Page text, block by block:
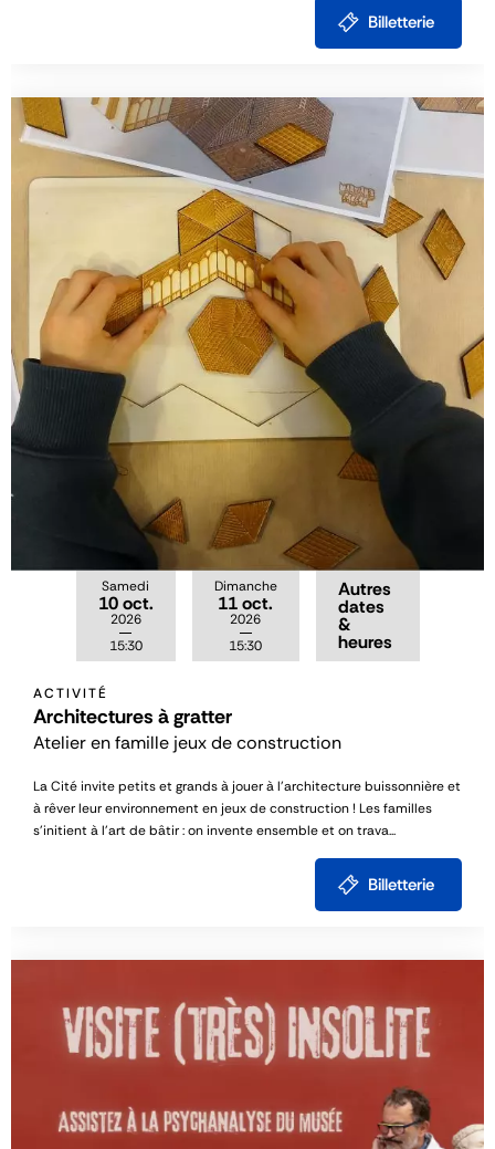
Billetterie
Samedi
10 oct.
2026
15:30
Dimanche
11 oct.
2026
15:30
Autres
dates
&
heures
ACTIVITÉ
Architectures à gratter
Atelier en famille jeux de construction
La Cité invite petits et grands à jouer à l’architecture buissonnière et
à rêver leur environnement en jeux de construction ! Les familles
s’initient à l’art de bâtir : on invente ensemble et on trava...
Billetterie